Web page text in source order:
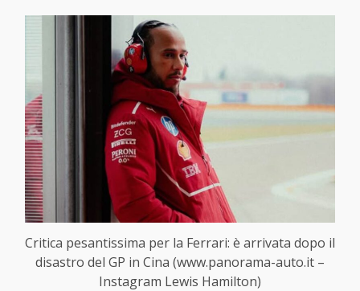
Critica pesantissima per la Ferrari: è arrivata dopo il
disastro del GP in Cina (www.panorama-auto.it –
Instagram Lewis Hamilton)